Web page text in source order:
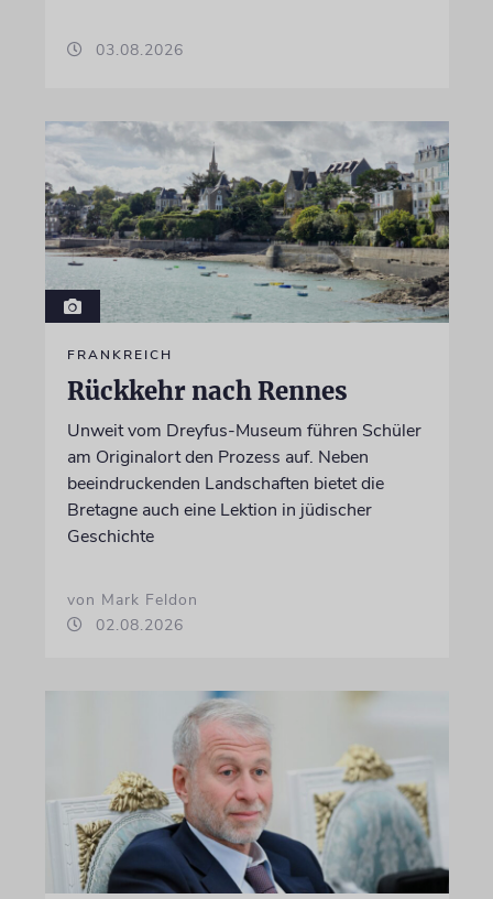
03.08.2026
FRANKREICH
Rückkehr nach Rennes
Unweit vom Dreyfus-Museum führen Schüler
am Originalort den Prozess auf. Neben
beeindruckenden Landschaften bietet die
Bretagne auch eine Lektion in jüdischer
Geschichte
von Mark Feldon
02.08.2026